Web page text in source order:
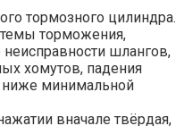
тормозного цилиндра.
торможения,
шлангов,
хомутов, падения
ниже минимальной
вначале твёрдая,